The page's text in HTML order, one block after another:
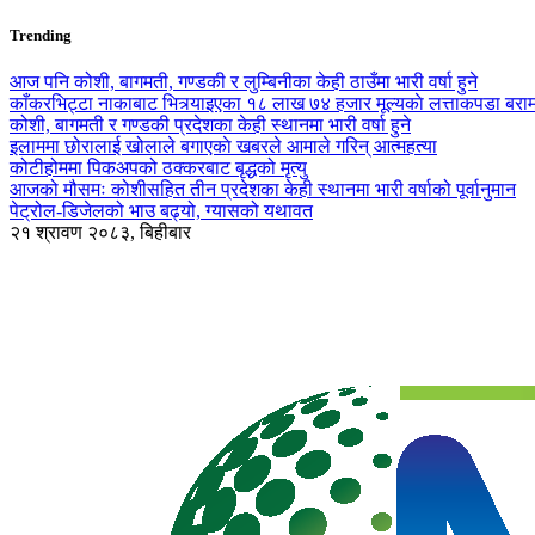
Trending
आज पनि कोशी, बागमती, गण्डकी र लुम्बिनीका केही ठाउँमा भारी वर्षा हुने
काँकरभिट्टा नाकाबाट भित्र्याइएका १८ लाख ७४ हजार मूल्यकाे लत्ताकपडा
कोशी, बागमती र गण्डकी प्रदेशका केही स्थानमा भारी वर्षा हुने
इलाममा छोरालाई खोलाले बगाएकाे खबरले आमाले गरिन् आत्महत्या
कोटीहोममा पिकअपको ठक्करबाट बृद्धको मृत्यु
आजको मौसमः कोशीसहित तीन प्रदेशका केही स्थानमा भारी वर्षाको पूर्वानुमान
पेट्रोल-डिजेलको भाउ बढ्यो, ग्यासको यथावत
२१ श्रावण २०८३, बिहीबार